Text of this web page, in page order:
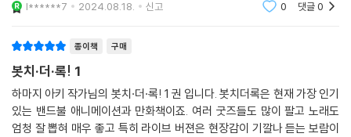
l******7 2024.08.18. 신고 0 댓글0
종이책 구매
봇치·더·록! 1
하마지 아키 작가님의 봇치·더·록! 1 권 입니다. 봇치더록은 현재 가장 인기
있는 밴드불 애니메이션과 만화책이죠. 여러 굿즈들도 많이 팔고 노래도
엄청 잘 뽑혀 매우 좋고 특히 라이브 버젼은 현장감이 기깔나 듣는 보람이